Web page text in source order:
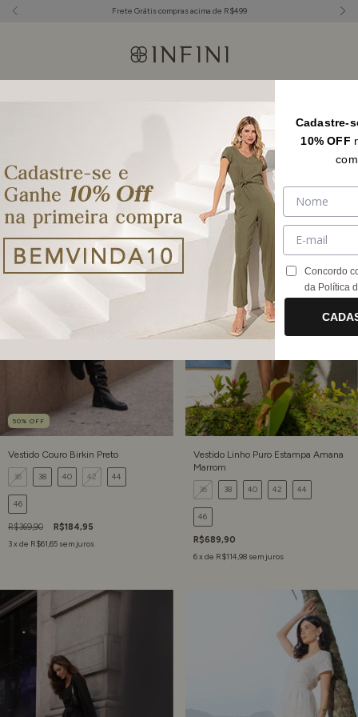
Frete Grátis compras acima de R$499
50% OFF
Vestido Couro Birkin Preto
36 38 40 42 44
46
R$369,90
R$184,95
3x de R$61,65 sem juros
Vestido Linho Puro Estampa Amana
Marrom
36 38 40 42 44
46
R$689,90
6x de R$114,98 sem juros
Cadastre-
10% OFF
Concordo
da Política